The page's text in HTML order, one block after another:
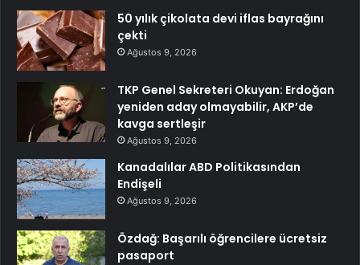
50 yılık çikolata devi iflas bayrağını
çekti
Ağustos 9, 2026
TKP Genel Sekreteri Okuyan: Erdoğan
yeniden aday olmayabilir, AKP’de
kavga sertleşir
Ağustos 9, 2026
Kanadalılar ABD Politikasından
Endişeli
Ağustos 9, 2026
Özdağ: Başarılı öğrencilere ücretsiz
pasaport